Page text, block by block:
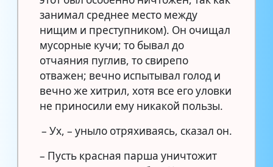
занимал среднее место между
нищим и преступником). Он очищал
мусорные кучи; то бывал до
отчаяния пуглив, то свирепо
отважен; вечно испытывал голод и
вечно же хитрил, хотя все его уловки
не приносили ему никакой пользы.
– Ух, – уныло отряхиваясь, сказал он.
– Пусть красная парша уничтожит